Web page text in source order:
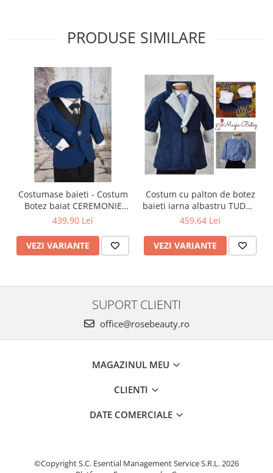
PRODUSE SIMILARE
Costumase baieti - Costum
Botez baiat CEREMONIE
stofa albastra, 6 piese
439,90 Lei
VEZI VARIANTE
Costum cu palton de botez
baieti iarna albastru TUDOR
cu cojocel 4 piese
459,64 Lei
VEZI VARIANTE
SUPORT CLIENTI
office@rosebeauty.ro
MAGAZINUL MEU
CLIENTI
DATE COMERCIALE
©Copyright S.C. Esential Management Service S.R.L. 2026